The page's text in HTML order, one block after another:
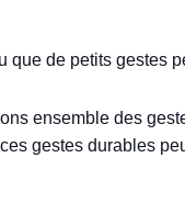
que de petits gestes
ensemble des
gestes durables